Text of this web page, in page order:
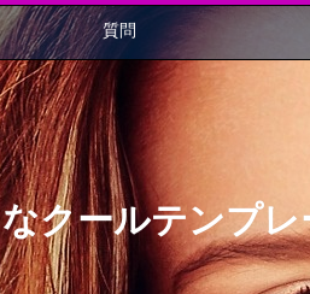
質問
クールテンプ